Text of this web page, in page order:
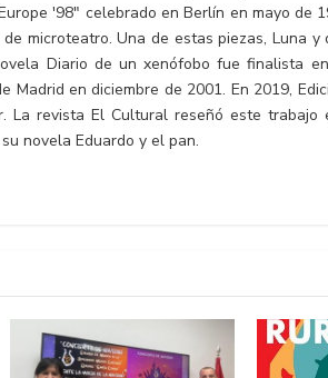
'98" celebrado en Berlín en mayo de
microteatro. Una de estas piezas, Luna y
Diario de un xenófobo fue finalista
Madrid en diciembre de 2001. En 2019,
La revista El Cultural reseñó este trabajo
novela Eduardo y el pan.